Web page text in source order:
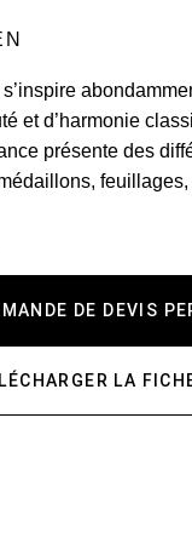
s’inspire
et d’harmonie
présente des
DE DEVIS
LA